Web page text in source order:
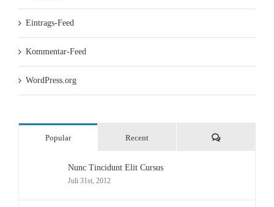
Eintrags-Feed
Kommentar-Feed
WordPress.org
Popular Recent Comments
Nunc Tincidunt Elit Cursus
Juli 31st, 2012